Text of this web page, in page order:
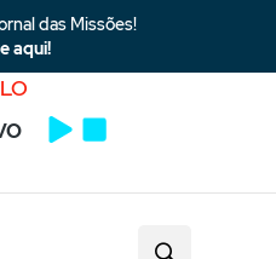
das Missões!
aqui!